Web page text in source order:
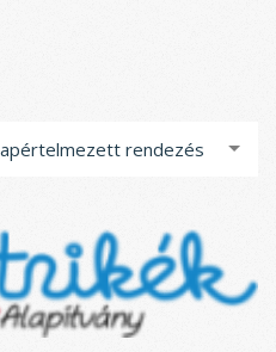
rendezés